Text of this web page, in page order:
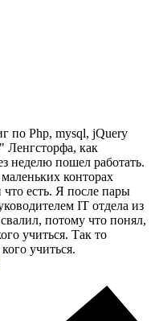
по Php, mysql, jQuery
Ленгсторфа, как
неделю пошел работать.
конторах
есть. Я после пары
IT отдела из
потому что понял,
учиться. Так то
учиться.